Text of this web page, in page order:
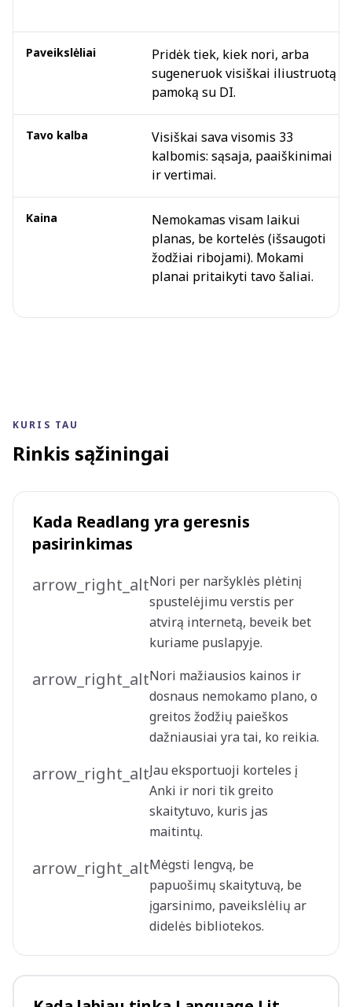
Paveikslėliai
Pridėk tiek, kiek nori, arba
sugeneruok visiškai iliustruotą
pamoką su DI.
Tavo kalba
Visiškai sava visomis 33
kalbomis: sąsaja, paaiškinimai
ir vertimai.
Kaina
Nemokamas visam laikui
planas, be kortelės (išsaugoti
žodžiai ribojami). Mokami
planai pritaikyti tavo šaliai.
KURIS TAU
Rinkis sąžiningai
Kada Readlang yra geresnis
pasirinkimas
arrow_right_altNori per naršyklės plėtinį
spustelėjimu verstis per
atvirą internetą, beveik bet
kuriame puslapyje.
arrow_right_altNori mažiausios kainos ir
dosnaus nemokamo plano, o
greitos žodžių paieškos
dažniausiai yra tai, ko reikia.
arrow_right_altJau eksportuoji korteles į
Anki ir nori tik greito
skaitytuvo, kuris jas
maitintų.
arrow_right_altMėgsti lengvą, be
papuošimų skaitytuvą, be
įgarsinimo, paveikslėlių ar
didelės bibliotekos.